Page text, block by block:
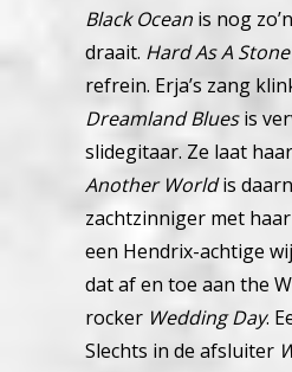
Black Ocean is nog
draait. Hard As A Stone
refrein. Erja’s zang
Dreamland Bluesis
slidegitaar. Ze laat
Another Worldis
zachtzinniger met
een Hendrix-achtige
dat af en toe aan the
rocker Wedding Day.
Slechts in de afsluiter